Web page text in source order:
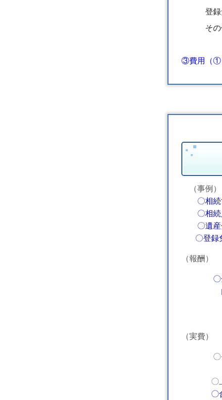
登録免
その他
③費用（
（事例）
〇相
〇相続人
〇遺
〇登録免
（報酬）
内訳
（実費）
〇登録
〇上記